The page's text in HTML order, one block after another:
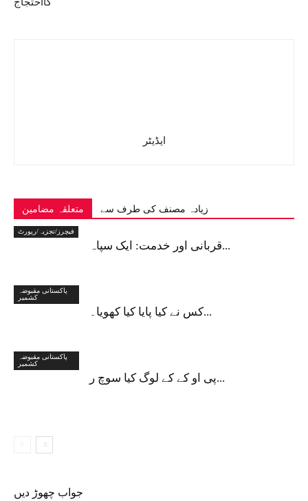
کااحتجاج
ایڈیٹر
متعلقہ مضامین زیادہ مصنف کی طرف سے
فیچرز/تجزیہ/رپورٹ
قربانی اور خدمت: ایک سپاہ...
پاکستانی مقبوضہ
کشمیر
کس نے کیا پایا کیا کھویا۔...
پاکستانی مقبوضہ
کشمیر
پی او کے کے لوگ کیا سوچ ر...
جواب چھوڑ دیں